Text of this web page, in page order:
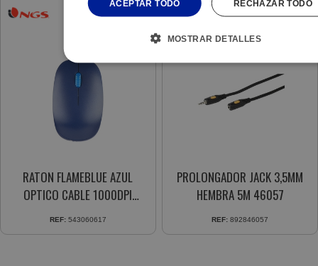
RATON FLAMEBLUE AZUL
OPTICO CABLE 1000DPI
REF: 543060617
PROLONGADOR JACK 3,5MM
HEMBRA 5M 46057
REF: 892846057
ACEPTAR TODO RECHAZAR TODO
MOSTRAR DETALLES